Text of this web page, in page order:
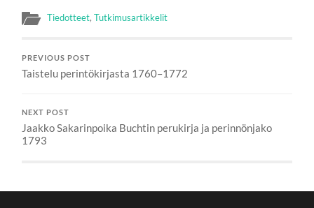
Tiedotteet,Tutkimusartikkelit
PREVIOUS POST
Taistelu perintökirjasta 1760–1772
NEXT POST
Jaakko Sakarinpoika Buchtin perukirja ja perinnönjako
1793